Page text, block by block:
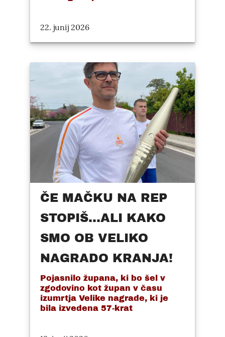
22. junij 2026
ČE MAČKU NA REP
STOPIŠ...ALI KAKO
SMO OB VELIKO
NAGRADO KRANJA!
Pojasnilo župana, ki bo šel v
zgodovino kot župan v času
izumrtja Velike nagrade, ki je
bila izvedena 57-krat